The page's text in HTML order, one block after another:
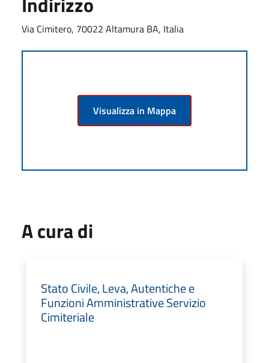
Via Cimitero, 70022 Altamura BA, Italia
Visualizza in Mappa
A cura di
Stato Civile, Leva, Autentiche e
Funzioni Amministrative Servizio
Cimiteriale